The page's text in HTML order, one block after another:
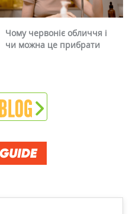
Чому червоніє обличчя і
чи можна це прибрати